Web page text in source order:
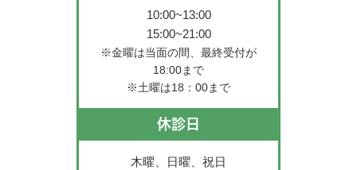
10:00~13:00
15:00~21:00
※金曜は当面の間、最終受付が
18:00まで
※土曜は18：00まで
休診日
木曜、日曜、祝日